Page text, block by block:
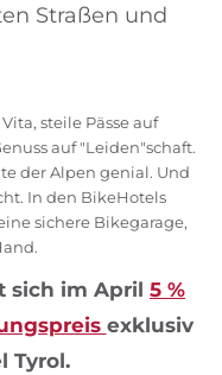
Straßen und
steile Pässe auf
auf "Leiden"schaft.
der Alpen genial. Und
In den BikeHotels
sichere Bikegarage,
sich im April 5 %
exklusiv
Tyrol.